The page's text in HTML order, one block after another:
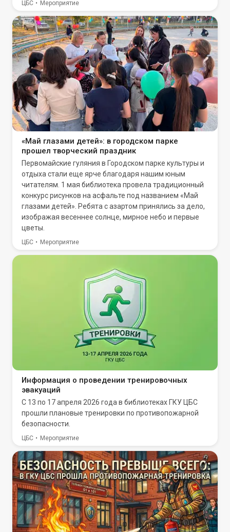
ЦБС Мероприятие
«Май глазами детей»: в городском парке
прошел творческий праздник
Первомайские гуляния в Городском парке культуры и
отдыха стали еще ярче благодаря нашим юным
читателям. 1 мая библиотека провела традиционный
конкурс рисунков на асфальте под названием «Май
глазами детей». Ребята с азартом принялись за дело,
изображая весеннее солнце, мирное небо и первые
цветы.
ЦБС Мероприятие
Информация о проведении тренировочных
эвакуаций
С 13 по 17 апреля 2026 года в библиотеках ГКУ ЦБС
прошли плановые тренировки по противопожарной
безопасности.
ЦБС Мероприятие